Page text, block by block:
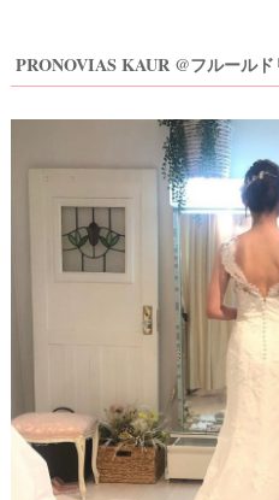
PRONOVIAS KAUR @フルールド